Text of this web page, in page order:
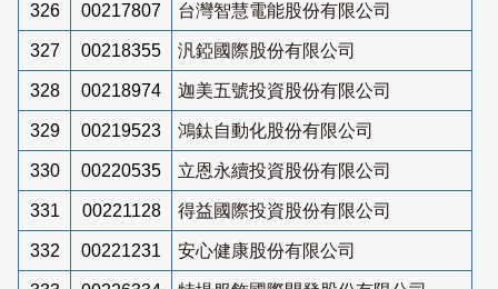
326 00217807 台灣智慧電能股份有限公司
327 00218355 汎錏國際股份有限公司
328 00218974 迦美五號投資股份有限公司
329 00219523 鴻鈦自動化股份有限公司
330 00220535 立恩永續投資股份有限公司
331 00221128 得益國際投資股份有限公司
332 00221231 安心健康股份有限公司